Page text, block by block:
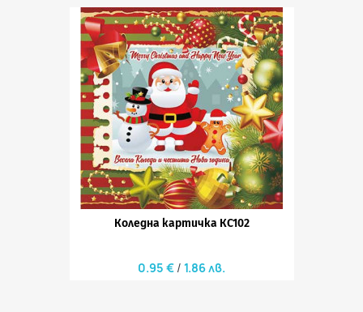
Коледна картичка КС102
0.95 € 1.86 лв.